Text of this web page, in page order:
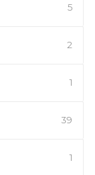
5
2
1
39
1